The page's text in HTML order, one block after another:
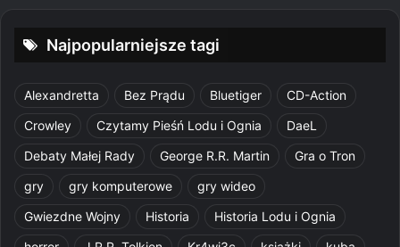
Najpopularniejsze tagi
Alexandretta Bez Prądu Bluetiger
CD-Action
Crowley
Czytamy Pieśń Lodu i Ognia
DaeL
Debaty Małej Rady
George R.R. Martin
Gra o Tron
gry
gry komputerowe
gry wideo
Gwiezdne Wojny
Historia
Historia Lodu i Ognia